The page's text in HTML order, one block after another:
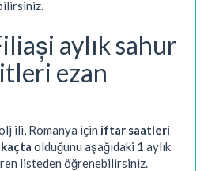
aylık sahur
ezan
ili, Romanya için iftar saatleri
olduğunu aşağıdaki 1 aylık
listeden öğrenebilirsiniz.